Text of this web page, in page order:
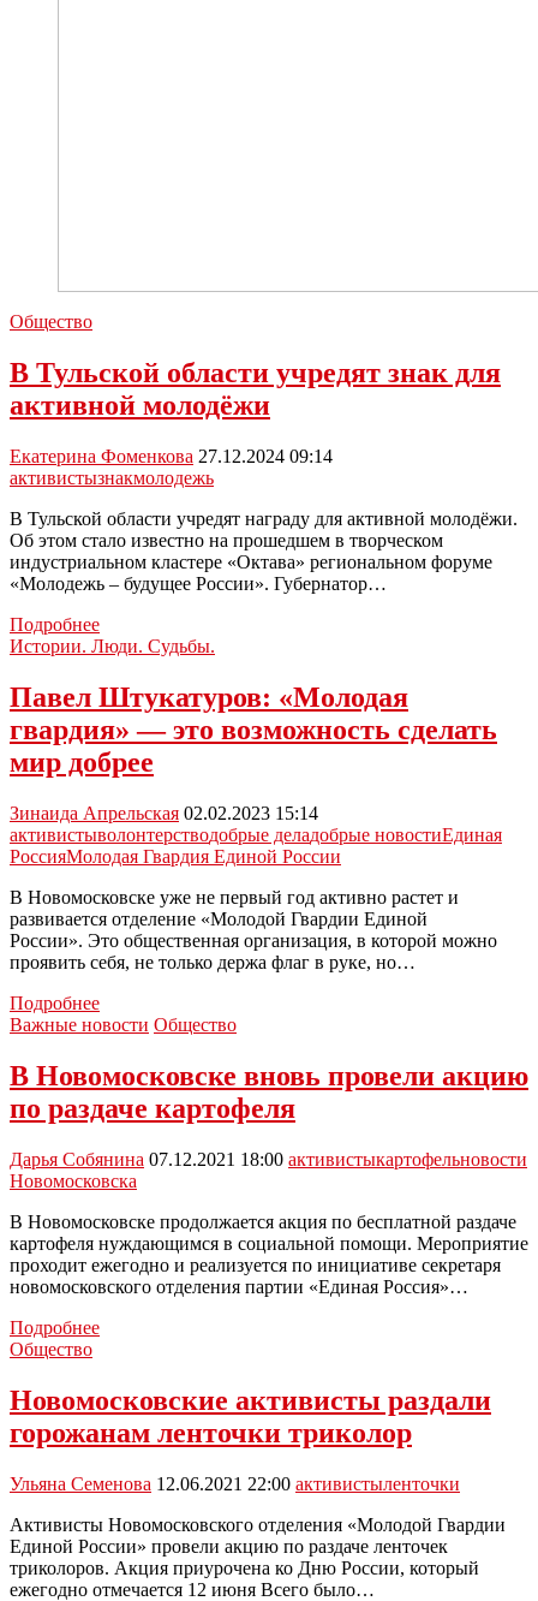
Общество
В Тульской области учредят знак для
активной молодëжи
Екатерина Фоменкова 27.12.2024 09:14
активистызнакмолодежь
В Тульской области учредят награду для активной молодёжи.
Об этом стало известно на прошедшем в творческом
индустриальном кластере «Октава» региональном форуме
«Молодежь – будущее России». Губернатор…
ПодробнееВ
Тульской
учредят
знак
для
активной
молодëжи
Истории. Люди. Судьбы.
Павел Штукатуров: «Молодая
гвардия» — это возможность сделать
мир добрее
Зинаида Апрельская 02.02.2023 15:14
активистыволонтерстводобрые деладобрые новостиЕдиная
РоссияМолодая Гвардия Единой России
В Новомосковске уже не первый год активно растет и
развивается отделение «Молодой Гвардии Единой
России». Это общественная организация, в которой можно
проявить себя, не только держа флаг в руке, но…
ПодробнееПавел
Штукатуров:
—
это
сделать
мир
добрее
Важные новости Общество
В Новомосковске вновь провели акцию
по раздаче картофеля
Дарья Собянина 07.12.2021 18:00 активистыкартофельновости
Новомосковска
В Новомосковске продолжается акция по бесплатной раздаче
картофеля нуждающимся в социальной помощи. Мероприятие
проходит ежегодно и реализуется по инициативе секретаря
новомосковского отделения партии «Единая Россия»…
ПодробнееВ
акцию
по
картофеля
Общество
Новомосковские активисты раздали
горожанам ленточки триколор
Ульяна Семенова 12.06.2021 22:00 активистыленточки
Активисты Новомосковского отделения «Молодой Гвардии
Единой России» провели акцию по раздаче ленточек
триколоров. Акция приурочена ко Дню России, который
ежегодно отмечается 12 июня Всего было…